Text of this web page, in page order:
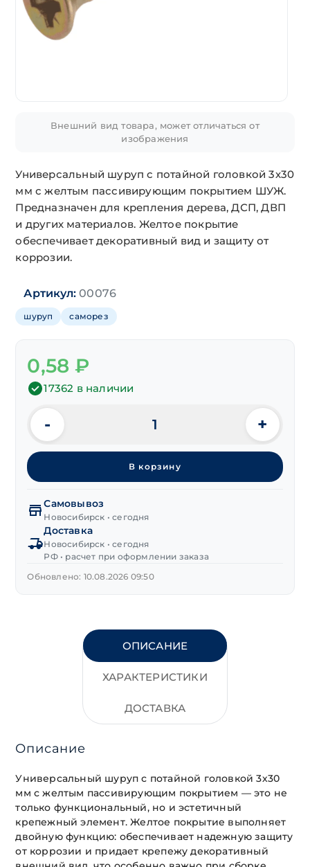
Внешний вид товара, может отличаться от
изображения
Универсальный шуруп с потайной головкой 3х30
мм с желтым пассивирующим покрытием ШУЖ.
Предназначен для крепления дерева, ДСП, ДВП
и других материалов. Желтое покрытие
обеспечивает декоративный вид и защиту от
коррозии.
Артикул: 00076
шуруп саморез
0,58₽
17362 в наличии
Количество
товара
Шуруп
универсальный
желт.
3,0х30 мм
- +
В корзину
Самовывоз
Новосибирск • сегодня
Доставка
Новосибирск • сегодня
РФ • расчет при оформлении заказа
Обновлено: 10.08.2026 09:50
ОПИСАНИЕ
ХАРАКТЕРИСТИКИ
ДОСТАВКА
Описание
Универсальный шуруп с потайной головкой 3х30
мм с желтым пассивирующим покрытием — это не
только функциональный, но и эстетичный
крепежный элемент. Желтое покрытие выполняет
двойную функцию: обеспечивает надежную защиту
от коррозии и придает крепежу декоративный